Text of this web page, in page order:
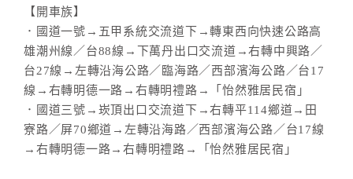
【開車族】
．國道一號→五甲系統交流道下→轉東西向快速公路高
雄潮州線／台88線→下萬丹出口交流道→右轉中興路／
台27線→左轉沿海公路／臨海路／西部濱海公路／台17
線→右轉明德一路→右轉明禮路→「怡然雅居民宿」
．國道三號→崁頂出口交流道下→右轉平114鄉道→田
寮路／屏70鄉道→左轉沿海路／西部濱海公路／台17線
→右轉明德一路→右轉明禮路→「怡然雅居民宿」